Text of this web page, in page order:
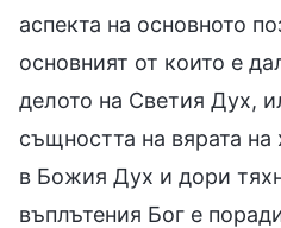
аспекта на основното
основният от които е
делото на Светия Дух,
същността на вярата на
в Божия Дух и дори
въплътения Бог е